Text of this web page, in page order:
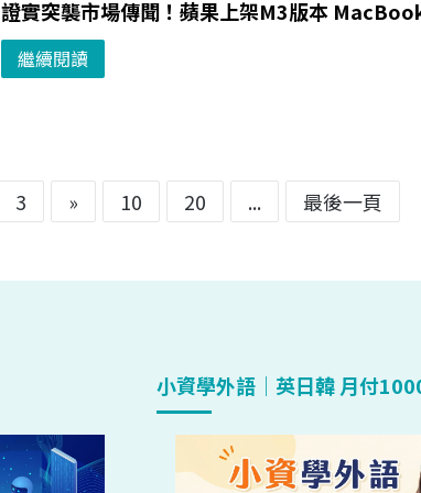
證實突襲市場傳聞！蘋果上架M3版本
繼續閱讀
3 » 10 20 ... 最後一頁
小資學外語｜英日韓 月付